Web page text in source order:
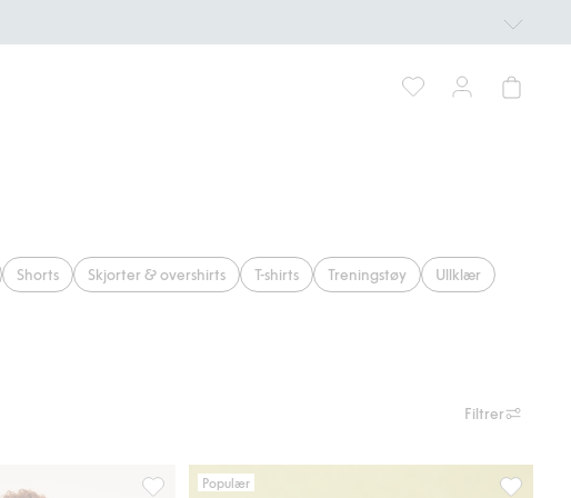
Shorts Skjorter & overshirts T-shirts Treningstøy
Ullklær
Filtrer
Populær